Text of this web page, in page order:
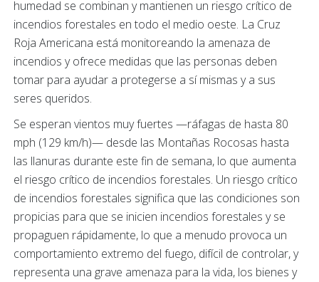
humedad se combinan y mantienen un riesgo crítico de
incendios forestales en todo el medio oeste. La Cruz
Roja Americana está monitoreando la amenaza de
incendios y ofrece medidas que las personas deben
tomar para ayudar a protegerse a sí mismas y a sus
seres queridos.
Se esperan vientos muy fuertes —ráfagas de hasta 80
mph (129 km/h)— desde las Montañas Rocosas hasta
las llanuras durante este fin de semana, lo que aumenta
el riesgo crítico de incendios forestales. Un riesgo crítico
de incendios forestales significa que las condiciones son
propicias para que se inicien incendios forestales y se
propaguen rápidamente, lo que a menudo provoca un
comportamiento extremo del fuego, difícil de controlar, y
representa una grave amenaza para la vida, los bienes y